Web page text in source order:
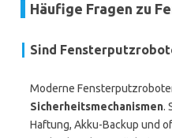
Häufige Fragen zu
Sind
Moderne
Sicherheitsmechanismen.
Haftung, Akku-Backup und